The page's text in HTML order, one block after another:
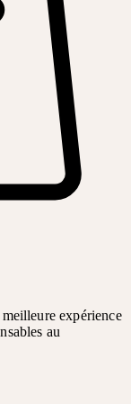
expérience
au